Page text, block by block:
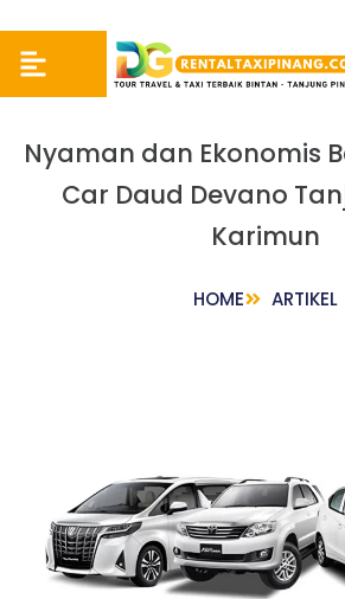
Nyaman dan Ekonomis
Car Daud Devano
Karimun
HOME ARTIKEL